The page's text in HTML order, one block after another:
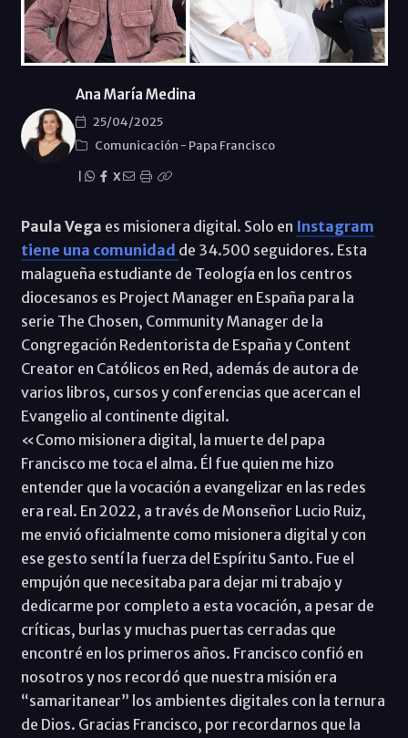
Ana María Medina
25/04/2025
Comunicación - Papa Francisco
X
Paula Vega es misionera digital. Solo en Instagram
tiene una comunidad de 34.500 seguidores. Esta
malagueña estudiante de Teología en los centros
diocesanos es Project Manager en España para la
serie The Chosen, Community Manager de la
Congregación Redentorista de España y Content
Creator en Católicos en Red, además de autora de
varios libros, cursos y conferencias que acercan el
Evangelio al continente digital.
«Como misionera digital, la muerte del papa
Francisco me toca el alma. Él fue quien me hizo
entender que la vocación a evangelizar en las redes
era real. En 2022, a través de Monseñor Lucio Ruiz,
me envió oficialmente como misionera digital y con
ese gesto sentí la fuerza del Espíritu Santo. Fue el
empujón que necesitaba para dejar mi trabajo y
dedicarme por completo a esta vocación, a pesar de
críticas, burlas y muchas puertas cerradas que
encontré en los primeros años. Francisco confió en
nosotros y nos recordó que nuestra misión era
“samaritanear” los ambientes digitales con la ternura
de Dios. Gracias Francisco, por recordarnos que la